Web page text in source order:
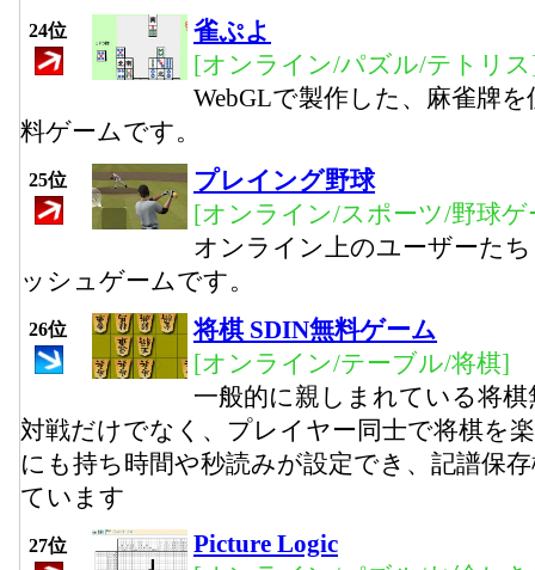
24位
雀ぷよ
[オンライン/パズル/テトリ
WebGLで製作した、麻雀牌
料ゲームです。
25位
プレイング野球
[オンライン/スポーツ/野球ゲ
オンライン上のユーザーた
ッシュゲームです。
26位
将棋 SDIN無料ゲーム
[オンライン/テーブル/将棋]
一般的に親しまれている将
対戦だけでなく、プレイヤー同士で将棋を
にも持ち時間や秒読みが設定でき、記譜保
ています
27位
Picture Logic